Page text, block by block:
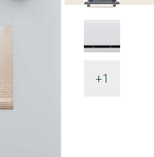
+1